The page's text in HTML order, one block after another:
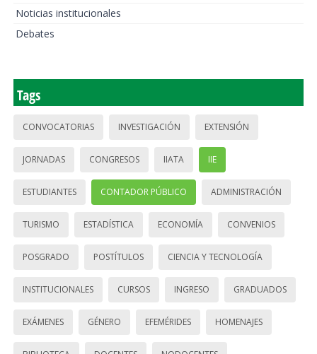
Noticias institucionales
Debates
Tags
CONVOCATORIAS INVESTIGACIÓN EXTENSIÓN
JORNADAS CONGRESOS IIATA IIE
ESTUDIANTES CONTADOR PÚBLICO ADMINISTRACIÓN
TURISMO ESTADÍSTICA ECONOMÍA CONVENIOS
POSGRADO POSTÍTULOS CIENCIA Y TECNOLOGÍA
INSTITUCIONALES CURSOS INGRESO GRADUADOS
EXÁMENES GÉNERO EFEMÉRIDES HOMENAJES